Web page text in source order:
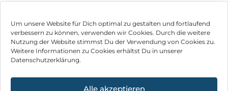
Um unsere Website für Dich optimal zu gestalten und fortlaufend
verbessern zu können, verwenden wir Cookies. Durch die weitere
Nutzung der Website stimmst Du der Verwendung von Cookies zu.
Weitere Informationen zu Cookies erhältst Du in unserer
Datenschutzerklärung.
Alle akzeptieren
Impressum